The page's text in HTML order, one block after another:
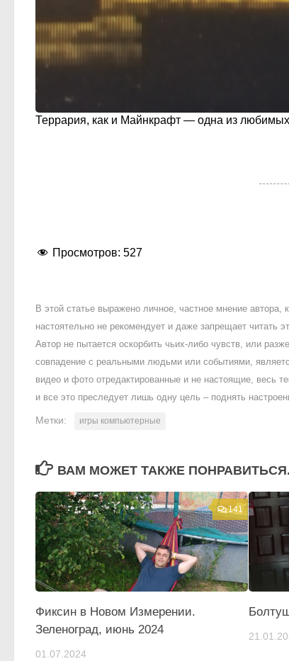
Террария, как и Майнкрафт — одна из
Просмотров: 527
В этой статье выражено личное, частное мнение
настоятельно не рекомендует и даже запрещает читать
Автор не пытается оскорбить чьих-либо чувств, или
совпадение с реальными людьми или событиями,
видео и фото отредактированные и не настоящие, весь
и все это преследует лишь одну цель – поднять
Метки: игры компьютерные
ВАМ МОЖЕТ ТАКЖЕ
141
Фиксин в Новом Измерении.
Зеленоград, июнь 2024
01.07.2024